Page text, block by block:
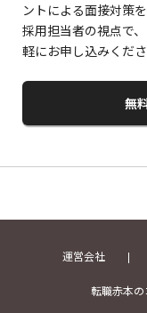
ントによる面接対策
採用担当者の視点で
軽にお申し込みくださ
無
運営会社
転職赤本の